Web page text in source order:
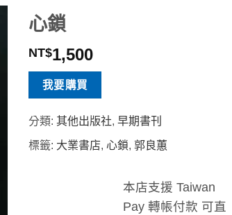
心鎖
NT$1,500
我要購買
分類:其他出版社,早期書刊
標籤: 大業書店, 心鎖,郭良蕙
本店支援 Taiwan
Pay 轉帳付款 可直